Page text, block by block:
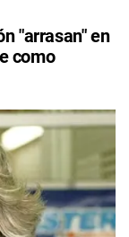
"arrasan" en
como